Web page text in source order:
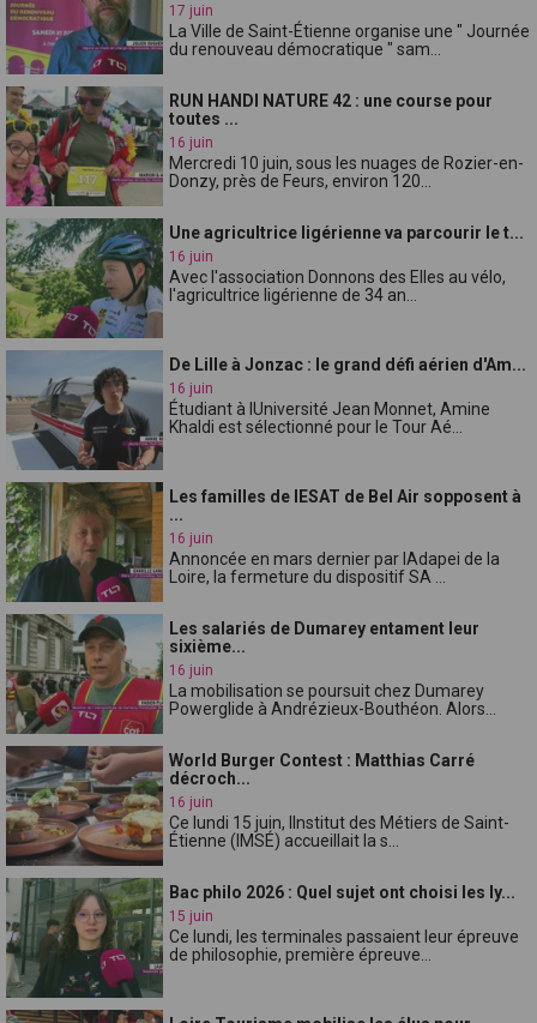
17 juin
La Ville de Saint-Étienne organise une " Journée
du renouveau démocratique " sam...
RUN HANDI NATURE 42 : une course pour
toutes ...
16 juin
Mercredi 10 juin, sous les nuages de Rozier-en-
Donzy, près de Feurs, environ 120...
Une agricultrice ligérienne va parcourir le t...
16 juin
Avec l'association Donnons des Elles au vélo,
l'agricultrice ligérienne de 34 an...
De Lille à Jonzac : le grand défi aérien d'Am...
16 juin
Étudiant à lUniversité Jean Monnet, Amine
Khaldi est sélectionné pour le Tour Aé...
Les familles de lESAT de Bel Air sopposent à
...
16 juin
Annoncée en mars dernier par lAdapei de la
Loire, la fermeture du dispositif SA ...
Les salariés de Dumarey entament leur
sixième...
16 juin
La mobilisation se poursuit chez Dumarey
Powerglide à Andrézieux-Bouthéon. Alors...
World Burger Contest : Matthias Carré
décroch...
16 juin
Ce lundi 15 juin, lInstitut des Métiers de Saint-
Étienne (IMSÉ) accueillait la s...
Bac philo 2026 : Quel sujet ont choisi les ly...
15 juin
Ce lundi, les terminales passaient leur épreuve
de philosophie, première épreuve...